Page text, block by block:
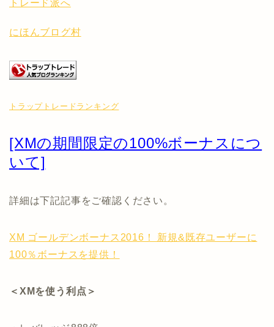
にほんブログ村
トラップトレードランキング
[XMの期間限定の100%ボーナスにつ
いて]
詳細は下記記事をご確認ください。
XM ゴールデンボーナス2016！ 新規&既存ユーザーに
100％ボーナスを提供！
＜XMを使う利点＞